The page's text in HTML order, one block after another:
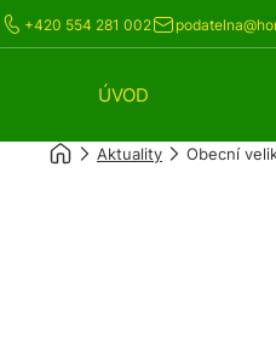
+420 554 281 002
ÚVOD
Aktuality Obecní